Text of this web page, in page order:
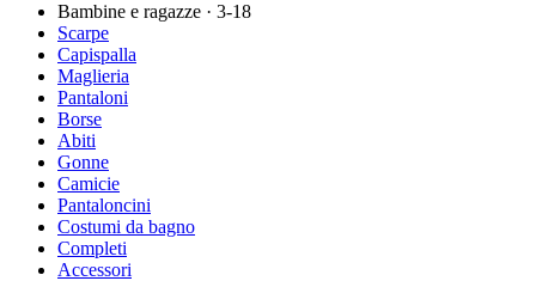
Bambine e ragazze · 3-18
Scarpe
Capispalla
Maglieria
Pantaloni
Borse
Abiti
Gonne
Camicie
Pantaloncini
Costumi da bagno
Completi
Accessori